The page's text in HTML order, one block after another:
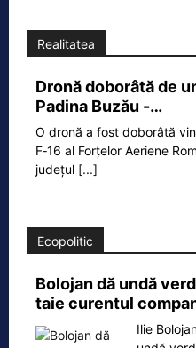
Realitatea
Dronă doborâtă de
Padina Buzău -…
O dronă a fost doborâtă
F‑16 al Forțelor Aeriene
județul [...]
Ecopolitic
Bolojan dă undă
taie curentul
Ilie